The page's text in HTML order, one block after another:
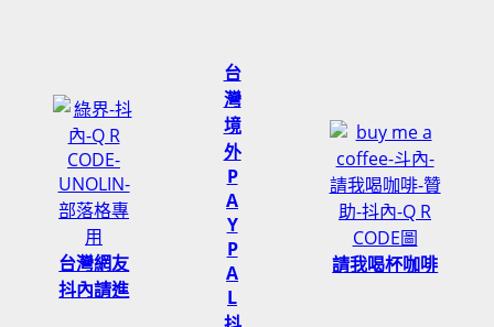
當、
薇
薇
UU
來
了、
花
花、
台灣網友
抖內請進
台
灣
境
外
P
A
Y
P
A
L
請我喝杯咖啡